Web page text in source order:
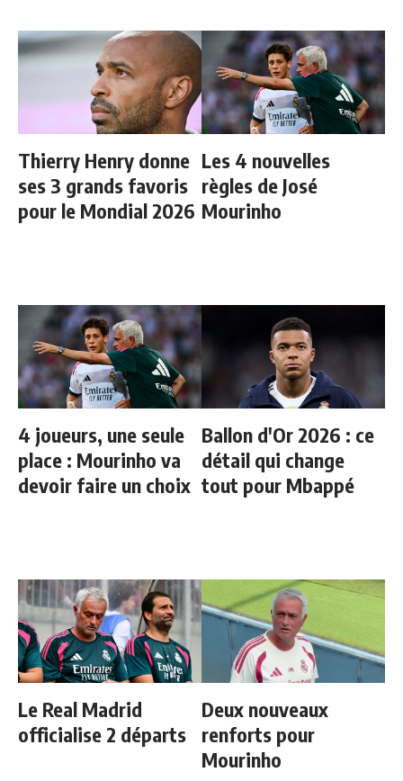
Thierry Henry donne
ses 3 grands favoris
pour le Mondial 2026
Les 4 nouvelles
règles de José
Mourinho
4 joueurs, une seule
place : Mourinho va
devoir faire un choix
Ballon d'Or 2026 : ce
détail qui change
tout pour Mbappé
Le Real Madrid
officialise 2 départs
Deux nouveaux
renforts pour
Mourinho